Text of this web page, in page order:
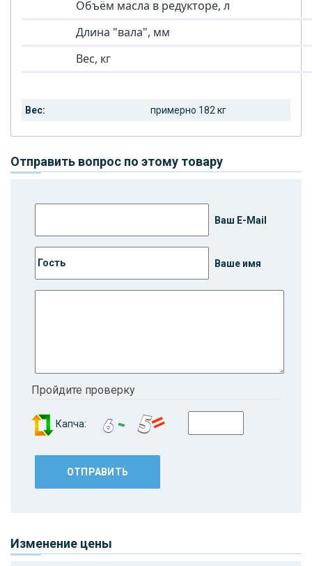
Объём масла в редукторе, л
Длина "вала", мм
Вес, кг
Вес: примерно 182 кг
Отправить вопрос по этому товару
Ваш E-Mail
Ваше имя
Пройдите проверку
Капча:
Изменение цены